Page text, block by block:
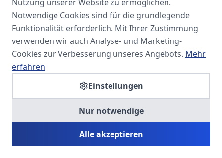
Unternehmensgruppe
Spezialisiert auf Fach- und
Führungskräfte in der
SOMA HR KONSULT UG
Personalberatung & Executive Search
Nutzung unserer Website zu ermöglichen.
Notwendige Cookies sind für die grundlegende
Funktionalität erforderlich. Mit Ihrer Zustimmung
verwenden wir auch Analyse- und Marketing-
Cookies zur Verbesserung unseres Angebots. Mehr
erfahren
Einstellungen
Nur notwendige
Alle akzeptieren